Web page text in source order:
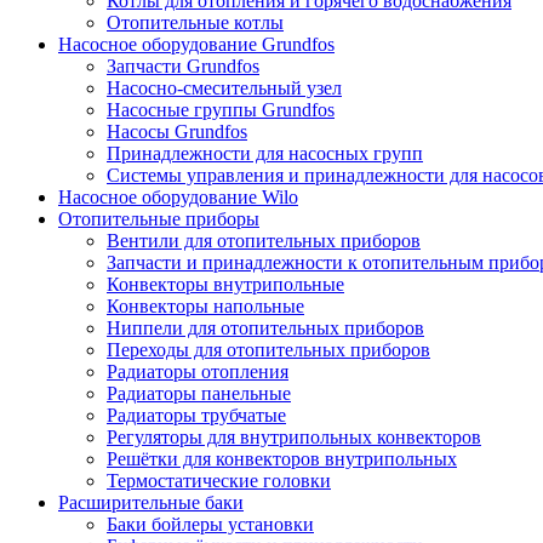
Отопительные котлы
Насосное оборудование Grundfos
Запчасти Grundfos
Насосно-смесительный узел
Насосные группы Grundfos
Насосы Grundfos
Принадлежности для насосных групп
Системы управления и принадлежности для
Насосное оборудование Wilo
Отопительные приборы
Вентили для отопительных приборов
Запчасти и принадлежности к отопительным
Конвекторы внутрипольные
Конвекторы напольные
Ниппели для отопительных приборов
Переходы для отопительных приборов
Радиаторы отопления
Радиаторы панельные
Радиаторы трубчатые
Регуляторы для внутрипольных конвекторов
Решётки для конвекторов внутрипольных
Термостатические головки
Расширительные баки
Баки бойлеры установки